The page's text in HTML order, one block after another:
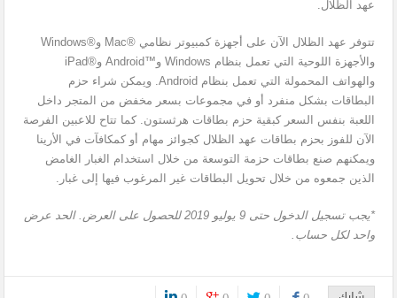
عهد الظلال.
تتوفر عهد الظلال الآن على أجهزة كمبيوتر نظامي Mac®‎ وWindows®‎
والأجهزة اللوحية التي تعمل بنظام Windows وAndroid™‎ وiPad®‎
والهواتف المحمولة التي تعمل بنظام Android. ويمكن شراء حزم
البطاقات بشكل منفرد أو في مجموعات بسعر مخفض من المتجر داخل
اللعبة بنفس السعر كبقية حزم بطاقات هرثستون. كما تتاح للاعبين الفرصة
الآن للفوز بحزم بطاقات عهد الظلال كجوائز مهام أو كمكافآت في الأرينا
ويمكنهم صنع بطاقات حزمة التوسعة من خلال استخدام الغبار الغامض
الذين جمعوه من خلال تحويل البطاقات غير المرغوب فيها إلى غبار.
*يجب تسجيل الدخول حتى9 يوليو2019 للحصول على العرض. الحد عرض
واحد لكل حساب.